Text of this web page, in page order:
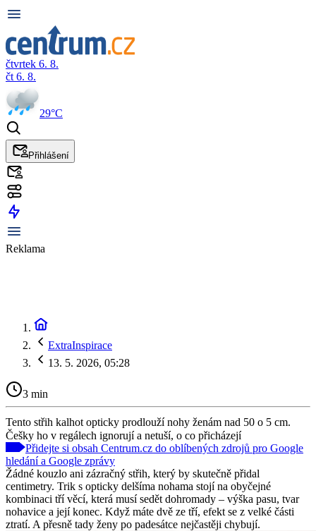
čtvrtek 6. 8.
čt 6. 8.
29°C
Přihlášení
Reklama
ExtraInspirace
13. 5. 2026, 05:28
3 min
Tento střih kalhot opticky prodlouží nohy ženám nad 50 o 5 cm.
Češky ho v regálech ignorují a netuší, o co přicházejí
Přidejte si obsah Centrum.cz do oblíbených zdrojů pro Google
hledání a Google zprávy
Žádné kouzlo ani zázračný střih, který by skutečně přidal
centimetry. Trik s opticky delšíma nohama stojí na obyčejné
kombinaci tří věcí, která musí sedět dohromady – výška pasu, tvar
nohavice a její konec. Když máte dvě ze tří, efekt se z velké části
ztratí. A přesně tady ženy po padesátce nejčastěji chybují.